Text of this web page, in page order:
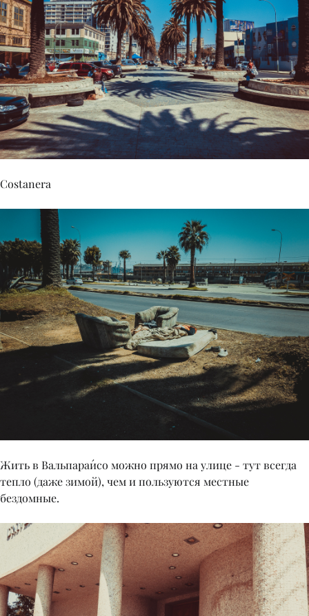
Costanera
Жить в Вальпараи́со можно прямо на улице - тут всегда
тепло (даже зимой), чем и пользуются местные
бездомные.